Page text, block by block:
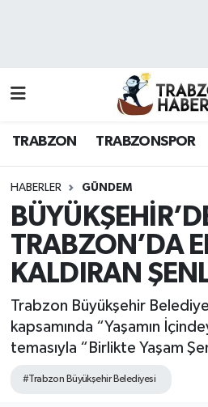
TRABZON TRABZONSPOR
HABERLER GÜNDEM
TRABZON’DA
KALDIRAN
Trabzon Büyükşehir
kapsamında “Yaşamın
temasıyla “Birlikte Yaşam
#Trabzon Büyükşehir Belediyesi
Hava Durumu
Namaz Vakitleri
Trafik Durumu
Süper Lig Puan Durumu
Tüm Manşetler
Son Dakika Haberleri
Haber Arşivi